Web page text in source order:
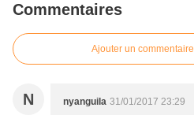
Commentaires
Ajouter un commentaire
N nyanguila 31/01/2017 23:29